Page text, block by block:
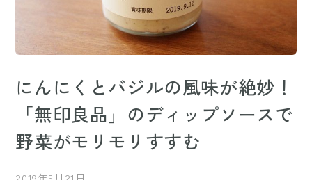
にんにくとバジルの風味が絶妙！
「無印良品」のディップソースで
野菜がモリモリすすむ